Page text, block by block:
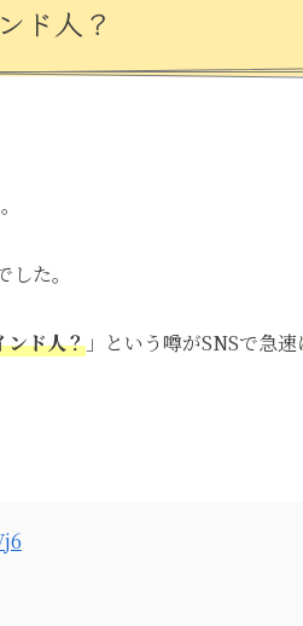
ド人？
した。
ンド人？ 」という噂がSNSで急